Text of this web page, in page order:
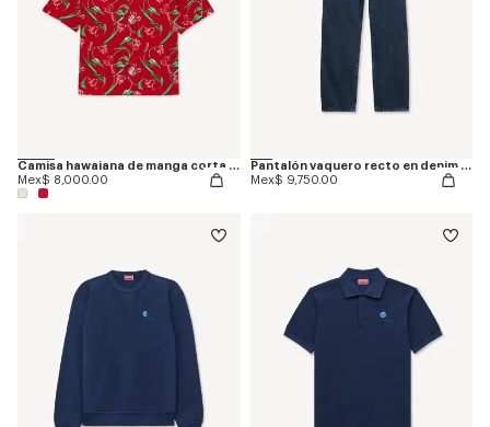
Camisa hawaiana de manga corta de algodón 'KENZO Tulip'
Mex$ 8,000.00
Pantalón vaquero recto en denim japonés 'KENZO Signature'
Mex$ 9,750.00